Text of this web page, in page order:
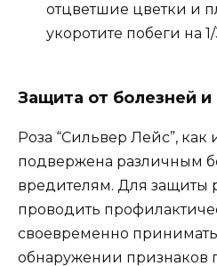
отцветшие цветки и
укоротите побеги на
Защита от болезней
Роза “Сильвер Лейс”, как
подвержена различным
вредителям. Для защиты
проводить
своевременно
обнаружении признаков